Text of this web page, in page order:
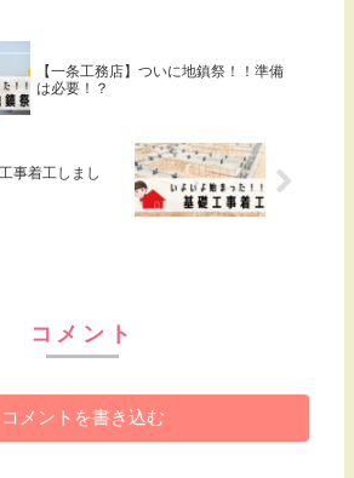
【一条工務店】ついに地鎮祭！！準備
は必要！？
事着工しまし
コメント
コメントを書き込む